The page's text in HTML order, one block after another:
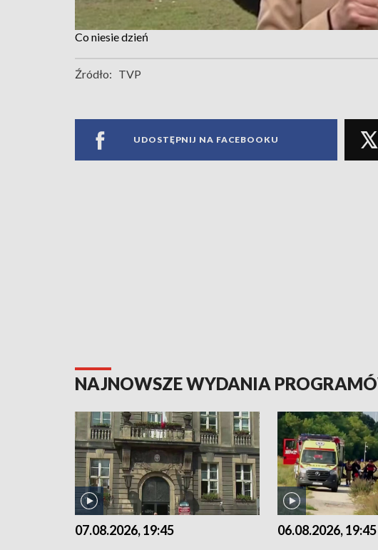
Co niesie dzień
Źródło: TVP
UDOSTĘPNIJ NA FACEBOOKU
NAJNOWSZE WYDANIA
07.08.2026, 19:45 06.08.2026, 19:45